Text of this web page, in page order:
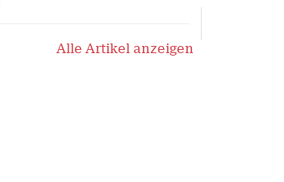
Alle Artikel anzeigen